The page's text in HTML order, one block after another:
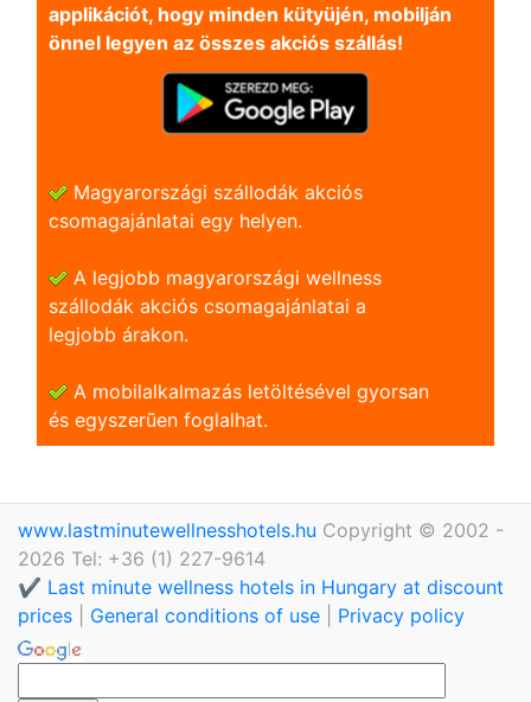
applikációt, hogy minden kütyüjén, mobilján
önnel legyen az összes akciós szállás!
Magyarországi szállodák akciós
csomagajánlatai egy helyen.
A legjobb magyarországi wellness
szállodák akciós csomagajánlatai a
legjobb árakon.
A mobilalkalmazás letöltésével gyorsan
és egyszerũen foglalhat.
www.lastminutewellnesshotels.hu Copyright © 2002 -
2026 Tel: +36 (1) 227-9614
✔️ Last minute wellness hotels in Hungary at discount
prices
General conditions of use Privacy policy